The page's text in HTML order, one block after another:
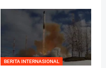
BERITA INTERNASIONAL